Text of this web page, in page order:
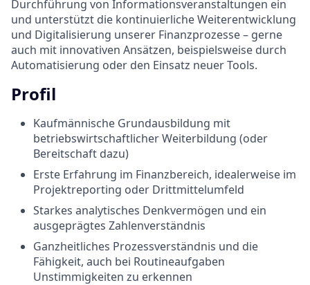
Durchführung von Informationsveranstaltungen ein
und unterstützt die kontinuierliche Weiterentwicklung
und Digitalisierung unserer Finanzprozesse – gerne
auch mit innovativen Ansätzen, beispielsweise durch
Automatisierung oder den Einsatz neuer Tools.
Profil
Kaufmännische Grundausbildung mit
betriebswirtschaftlicher Weiterbildung (oder
Bereitschaft dazu)
Erste Erfahrung im Finanzbereich, idealerweise im
Projektreporting oder Drittmittelumfeld
Starkes analytisches Denkvermögen und ein
ausgeprägtes Zahlenverständnis
Ganzheitliches Prozessverständnis und die
Fähigkeit, auch bei Routineaufgaben
Unstimmigkeiten zu erkennen